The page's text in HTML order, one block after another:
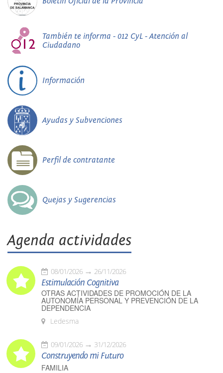
También te informa - 012 CyL - Atención al
Ciudadano
Información
Ayudas y Subvenciones
Perfil de contratante
Quejas y Sugerencias
Agenda actividades
08/01/2026 26/11/2026
Estimulación Cognitiva
OTRAS ACTIVIDADES DE PROMOCIÓN DE LA
AUTONOMÍA PERSONAL Y PREVENCIÓN DE LA
DEPENDENCIA
Ledesma
09/01/2026 31/12/2026
Construyendo mi Futuro
FAMILIA